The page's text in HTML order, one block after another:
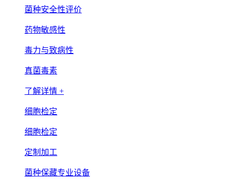
菌种安全性评价
药物敏感性
毒力与致病性
真菌毒素
了解详情 +
细胞检定
细胞检定
定制加工
菌种保藏专业设备